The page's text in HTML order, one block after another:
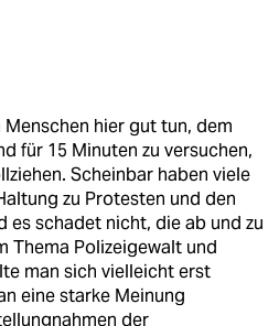
hier gut tun, dem
für 15 Minuten zu versuchen,
Scheinbar haben viele
zu Protesten und den
es schadet nicht, die ab und zu
Thema Polizeigewalt und
man sich vielleicht erst
eine starke Meinung
der